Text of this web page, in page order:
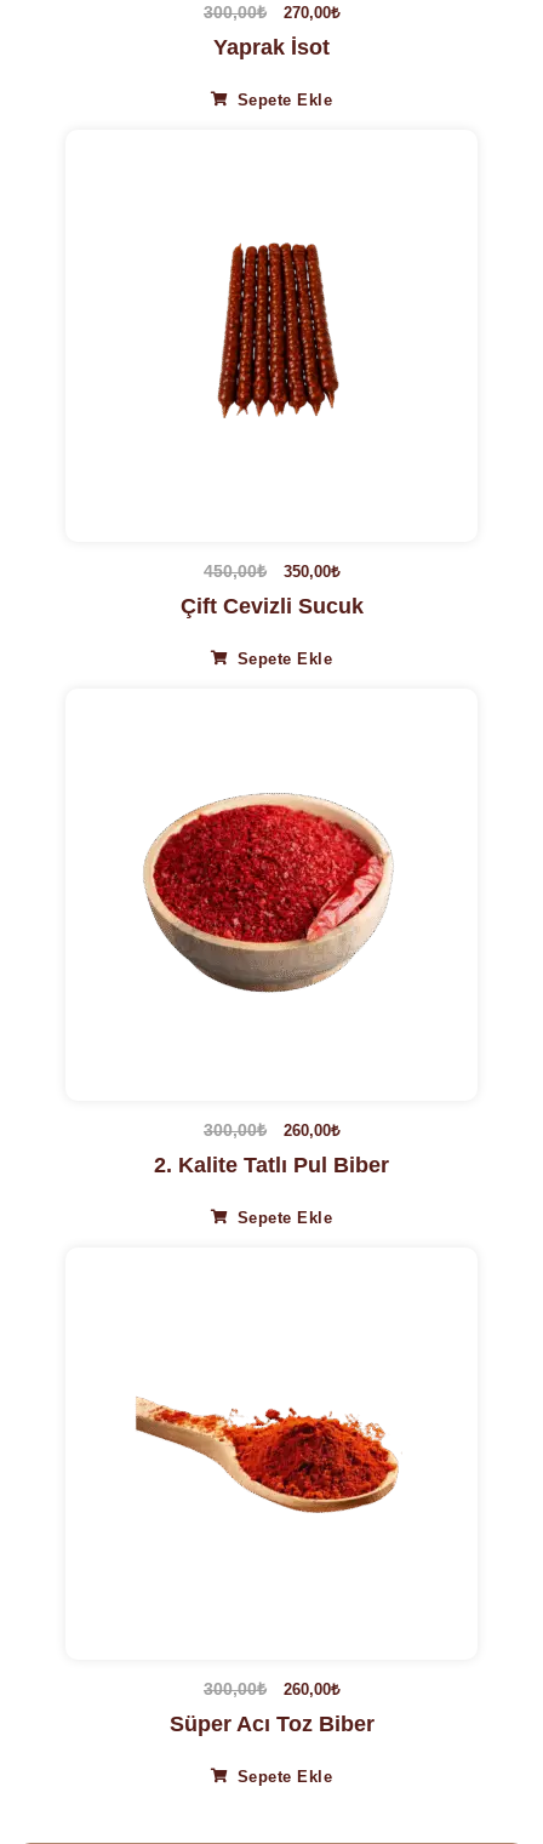
300,00₺ 270,00₺
Yaprak İsot
Sepete Ekle
450,00₺ 350,00₺
Çift Cevizli Sucuk
Sepete Ekle
300,00₺ 260,00₺
2. Kalite Tatlı Pul Biber
Sepete Ekle
300,00₺ 260,00₺
Süper Acı Toz Biber
Sepete Ekle